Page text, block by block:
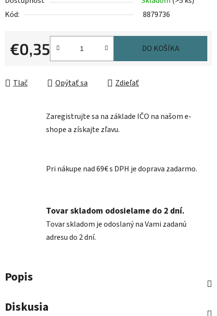
Kód:
8879736
€0,35
Jednotková cena:
DO KOŠÍKA
Tlač Opýtať sa Zdieľať
Zaregistrujte sa na základe IČO na našom e-
shope a získajte zľavu.
Pri nákupe nad 69€ s DPH je doprava zadarmo.
Tovar skladom odosielame do 2 dní.
Tovar skladom je odoslaný na Vami zadanú
adresu do 2 dní.
Popis
Diskusia